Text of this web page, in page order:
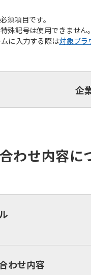
須項目です。
殊記号は使用できません。
に入力する際は対象ブラ
企
わせ内容に
わせ内容